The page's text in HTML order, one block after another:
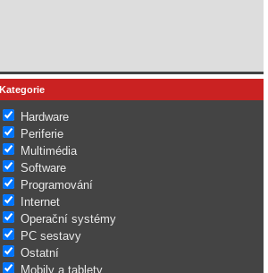
Kategorie
Hardware
Periferie
Multimédia
Software
Programování
Internet
Operační systémy
PC sestavy
Ostatní
Mobily a tablety